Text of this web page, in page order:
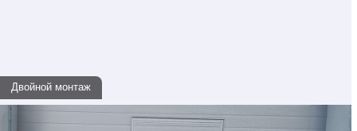
Двойной монтаж